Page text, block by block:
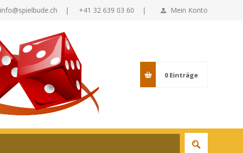
Mein Konto
info@spielbude.ch | +41 32 639 03 60 |
0 Einträge